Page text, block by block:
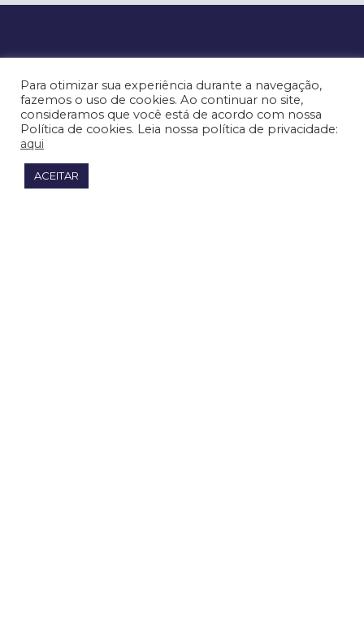
Para otimizar sua experiência durante a navegação,
fazemos o uso de cookies. Ao continuar no site,
consideramos que você está de acordo com nossa
Política de cookies. Leia nossa política de privacidade:
aqui
ACEITAR